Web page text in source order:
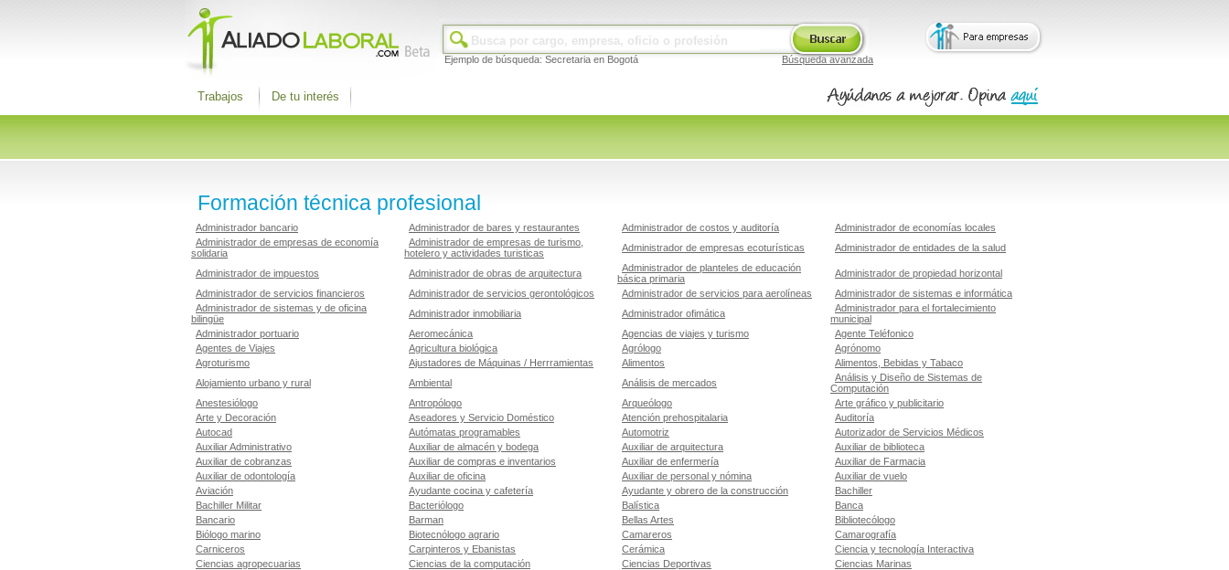
Ejemplo de búsqueda: Secretaria en Bogotá Búsqueda avanzada
Trabajos De tu interés
Formación técnica profesional
Administrador bancario Administrador de bares y restaurantes Administrador de costos y auditoría
Administrador de economías locales
Administrador de empresas de economía
solidaria
Administrador de empresas de turismo,
hotelero y actividades turisticas
Administrador de empresas ecoturísticas Administrador de entidades de la salud
Administrador de impuestos Administrador de obras de arquitectura
Administrador de planteles de educación
básica primaria
Administrador de propiedad horizontal
Administrador de servicios financieros
Administrador de servicios gerontológicos Administrador de servicios para aerolíneas
Administrador de sistemas e informática
Administrador de sistemas y de oficina
bilingüe
Administrador inmobiliaria Administrador ofimática
Administrador para el fortalecimiento
municipal
Administrador portuario
Aeromecánica Agencias de viajes y turismo
Agente Teléfonico
Agentes de Viajes
Agricultura biológica Agrólogo
Agrónomo
Agroturismo
Ajustadores de Máquinas / Herrramientas Alimentos
Alimentos, Bebidas y Tabaco
Alojamiento urbano y rural
Ambiental Análisis de mercados
Análisis y Diseño de Sistemas de
Computación
Anestesiólogo
Antropólogo Arqueólogo
Arte gráfico y publicitario
Arte y Decoración
Aseadores y Servicio Doméstico Atención prehospitalaria
Auditoría
Autocad
Autómatas programables Automotriz
Autorizador de Servicios Médicos
Auxiliar Administrativo
Auxiliar de almacén y bodega Auxiliar de arquitectura
Auxiliar de biblioteca
Auxiliar de cobranzas
Auxiliar de compras e inventarios Auxiliar de enfermería
Auxiliar de Farmacia
Auxiliar de odontología
Auxiliar de oficina Auxiliar de personal y nómina
Auxiliar de vuelo
Aviación
Ayudante cocina y cafetería Ayudante y obrero de la construcción
Bachiller
Bachiller Militar
Bacteriólogo Balística
Banca
Bancario
Barman Bellas Artes
Bibliotecólogo
Biólogo marino
Biotecnólogo agrario Camareros
Camarografía
Carniceros
Carpinteros y Ebanistas Cerámica
Ciencia y tecnología Interactiva
Ciencias agropecuarias
Ciencias de la computación Ciencias Deportivas
Ciencias Marinas